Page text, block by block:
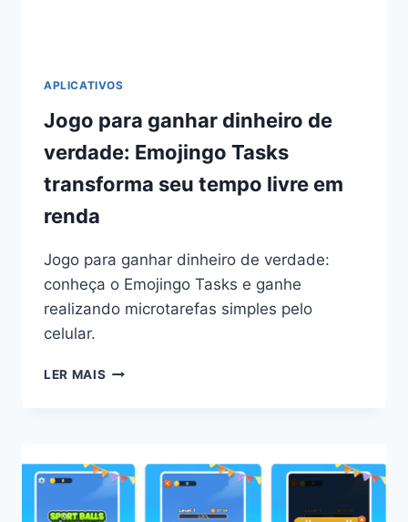
APLICATIVOS
Jogo para ganhar dinheiro de
verdade: Emojingo Tasks
transforma seu tempo livre em
renda
Jogo para ganhar dinheiro de verdade:
conheça o Emojingo Tasks e ganhe
realizando microtarefas simples pelo
celular.
LER MAIS JOGO
VERDADE:
EMOJINGO
TASKS